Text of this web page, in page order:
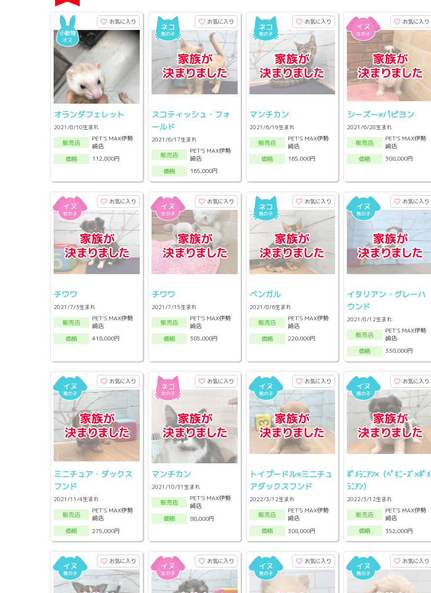
お気に入り
オランダフェレット
2021/8/10生まれ
販売店
PET'S MAX伊勢
崎店
価格
112,800円
お気に入り
スコティッシュ・フォ
ールド
2021/6/17生まれ
販売店
PET'S MAX伊勢
崎店
価格
165,000円
お気に入り
マンチカン
2021/6/19生まれ
販売店
PET'S MAX伊勢
崎店
価格
165,000円
お気に入り
シーズー×パピヨン
2021/6/28生まれ
販売店
PET'S MAX伊勢
崎店
価格
308,000円
お気に入り
チワワ
2021/7/3生まれ
販売店
PET'S MAX伊勢
崎店
価格
418,000円
お気に入り
チワワ
2021/7/15生まれ
販売店
PET'S MAX伊勢
崎店
価格
385,000円
お気に入り
ベンガル
2021/8/6生まれ
販売店
PET'S MAX伊勢
崎店
価格
220,000円
お気に入り
イタリアン・グレーハ
ウンド
2021/8/12生まれ
販売店
PET'S MAX伊勢
崎店
価格
330,000円
お気に入り
ミニチュア・ダックス
フンド
2021/11/4生まれ
販売店
PET'S MAX伊勢
崎店
価格
275,000円
お気に入り
マンチカン
2021/10/31生まれ
販売店
PET'S MAX伊勢
崎店
価格
88,000円
お気に入り
トイプードル×ミニチュ
アダックスフンド
2022/3/12生まれ
販売店
PET'S MAX伊勢
崎店
価格
308,000円
お気に入り
ﾎﾟﾒﾗﾆｱﾝ×（ﾍﾟｷﾆｰｽﾞ×ﾎﾟﾒ
ﾗﾆｱﾝ）
2022/3/12生まれ
販売店
PET'S MAX伊勢
崎店
価格
352,000円
お気に入り お気に入り お気に入り お気に入り